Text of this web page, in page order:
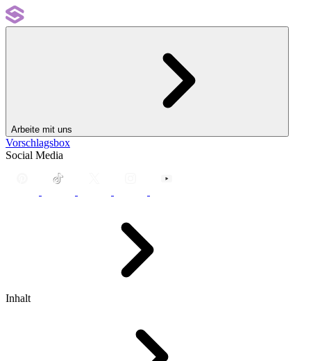
Arbeite mit uns
Vorschlagsbox
Social Media
Inhalt